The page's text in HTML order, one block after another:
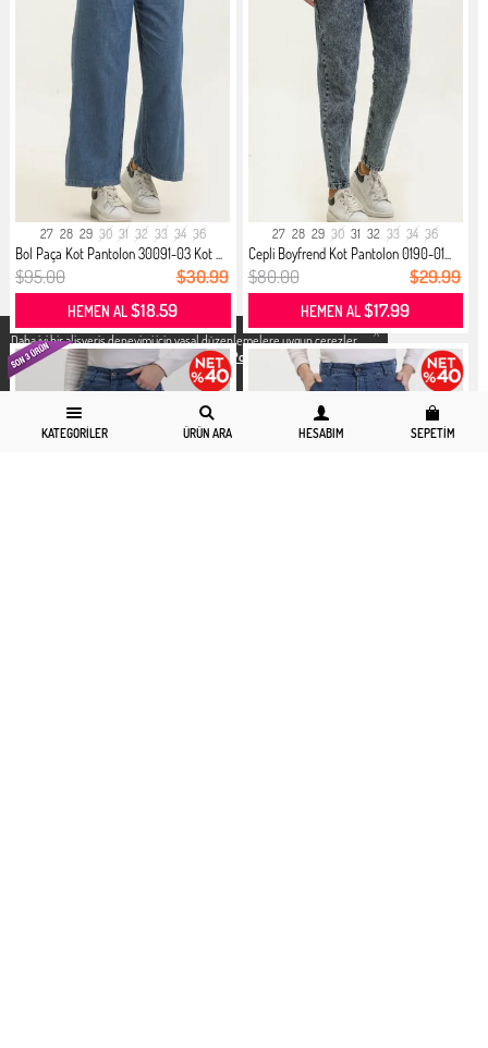
X
Daha iyi bir alisveris deneyimi icin yasal düzenlemelere uygun çerezler
kullanıyoruz. Detaylı bilgiye
Gizlilik ve Çerez Politikası
sayfamızdan
erişebilirsiniz.
KATEGORILER ÜRÜN ARA HESABIM SEPETIM
27 28 29 30 31 32 33 34 36
Bol Paça Kot Pantolon 30091-03 Kot ...
$95.00 $30.99
HEMEN AL$18.59
27 28 29 30 31 32 33 34 36
Cepli Boyfrend Kot Pantolon 0190-01...
$80.00 $29.99
HEMEN AL$17.99